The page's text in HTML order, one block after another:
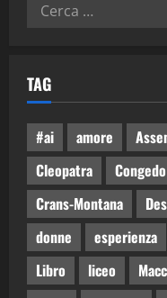
TAG
#ai amore
Cleopatra
Crans-Montana
donne
esperienza
Libro
liceo